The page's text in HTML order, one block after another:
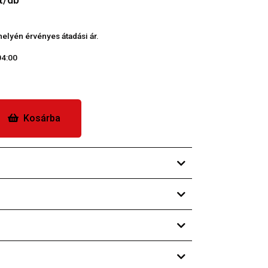
érvényes átadási ár.
Kosárba